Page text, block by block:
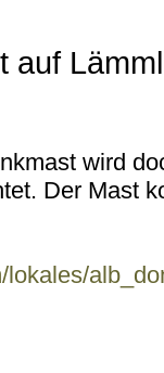
auf
wird
Der Mast